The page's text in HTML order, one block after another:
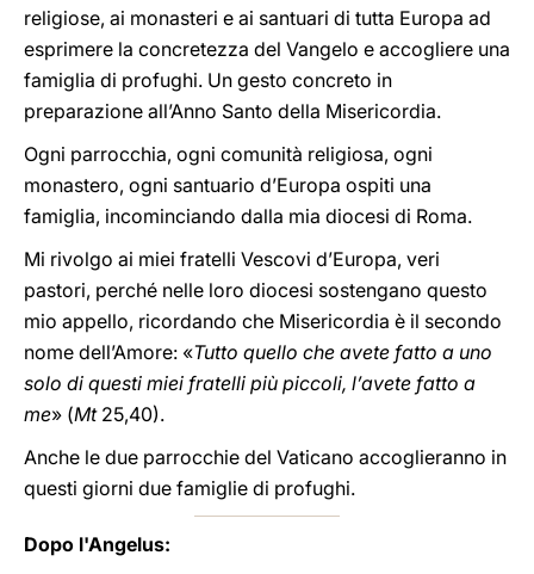
religiose, ai monasteri e ai santuari di tutta Europa ad
esprimere la concretezza del Vangelo e accogliere una
famiglia di profughi. Un gesto concreto in
preparazione all’Anno Santo della Misericordia.
Ogni parrocchia, ogni comunità religiosa, ogni
monastero, ogni santuario d’Europa ospiti una
famiglia, incominciando dalla mia diocesi di Roma.
Mi rivolgo ai miei fratelli Vescovi d’Europa, veri
pastori, perché nelle loro diocesi sostengano questo
mio appello, ricordando che Misericordia è il secondo
nome dell’Amore: «Tutto quello che avete fatto a uno
solo di questi miei fratelli più piccoli, l’avete fatto a
me» (Mt25,40).
Anche le due parrocchie del Vaticano accoglieranno in
questi giorni due famiglie di profughi.
Dopo l'Angelus: